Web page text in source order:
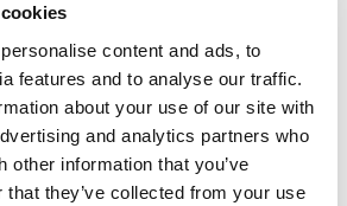
content and ads, to
features and to analyse our traffic.
about your use of our site with
and analytics partners who
other information that you’ve
that they’ve collected from your use
– FlexFlow
Fit na airfryer
(OFERTA)
durante 12 meses
de cada exercício: Igual a ter um
teu lado